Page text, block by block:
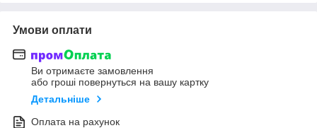
Умови оплати
Ви отримаєте замовлення
або гроші повернуться на вашу картку
Детальніше
Оплата на рахунок